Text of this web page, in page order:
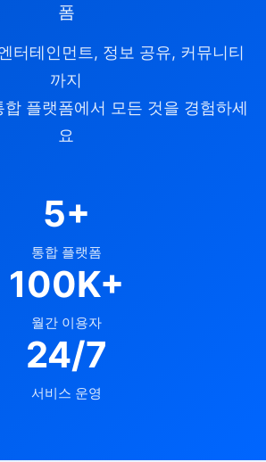
폼
터테인먼트, 정보 공유, 커뮤니티
까지
플랫폼에서 모든 것을 경험하세
요
5+
통합 플랫폼
100K+
월간 이용자
24/7
서비스 운영